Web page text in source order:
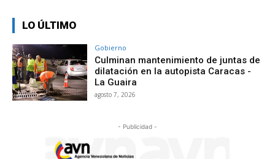
LO ÚLTIMO
Gobierno
Culminan mantenimiento de juntas de
dilatación en la autopista Caracas -
La Guaira
agosto 7, 2026
- Publicidad -